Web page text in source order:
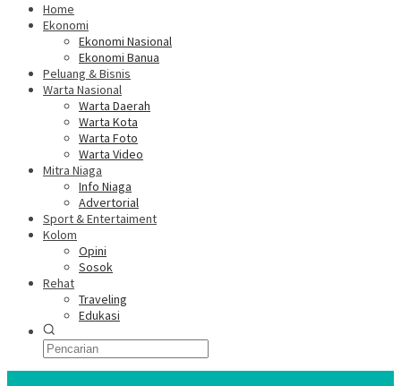
Home
Ekonomi
Ekonomi Nasional
Ekonomi Banua
Peluang & Bisnis
Warta Nasional
Warta Daerah
Warta Kota
Warta Foto
Warta Video
Mitra Niaga
Info Niaga
Advertorial
Sport & Entertaiment
Kolom
Opini
Sosok
Rehat
Traveling
Edukasi